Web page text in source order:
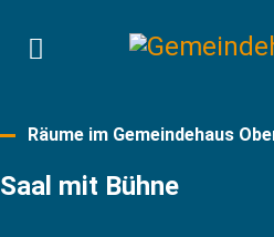
Räume im Gemeindehaus
Saal mit Bühne